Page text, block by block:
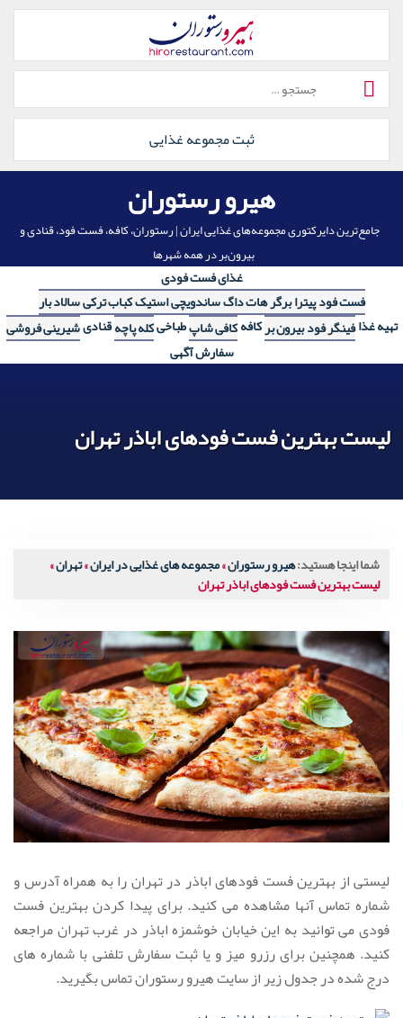
پرش
محتوا
جستجو
برای:
ثبت مجموعه غذایی
هیرو رستوران
جامع‌ترین دایرکتوری مجموعه‌های غذایی ایران | رستوران، کافه، فست فود، قنادی و
بیرون‌بر در همه شهرها
غذای فست فودی
فست فودپیترابرگرهات داگساندویچیاستیککباب ترکیسالاد بار
تهیه غذافینگر فودبیرون برکافهکافی شاپطباخیکله پاچهقنادیشیرینی فروشی
سفارش آگهی
لیست بهترین فست فودهای اباذر تهران
شما اینجا هستید:هیرو رستوران»مجموعه های غذایی در ایران»تهران»
لیست بهترین فست فودهای اباذر تهران
لیستی از بهترین فست فودهای اباذر در تهران را به همراه آدرس و
شماره تماس آنها مشاهده می کنید. برای پیدا کردن بهترین فست
فودی می توانید به این خیابان خوشمزه اباذر در غرب تهران مراجعه
کنید. همچنین برای رزرو میز و یا ثبت سفارش تلفنی با شماره های
درج شده در جدول زیر از سایت هیرو رستوران تماس بگیرید.